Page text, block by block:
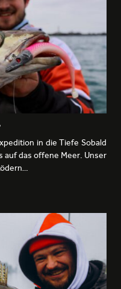
in die Tiefe Sobald
auf das offene Meer. Unser